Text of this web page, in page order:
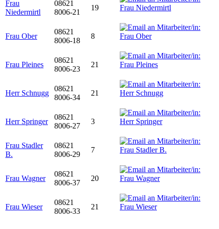
Frau
Niedermirtl
08621
8006-21
19
Frau Ober
08621
8006-18
8
Frau Pleines
08621
8006-23
21
Herr Schnugg
08621
8006-34
21
Herr Springer
08621
8006-27
3
Frau Stadler
B.
08621
8006-29
7
Frau Wagner
08621
8006-37
20
Frau Wieser
08621
8006-33
21